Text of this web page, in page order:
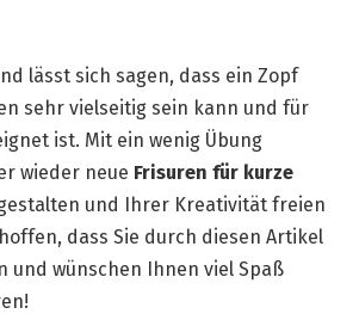
lässt sich sagen, dass ein Zopf
sehr vielseitig sein kann und für
ist. Mit ein wenig Übung
wieder neue Frisuren für kurze
und Ihrer Kreativität freien
dass Sie durch diesen Artikel
und wünschen Ihnen viel Spaß